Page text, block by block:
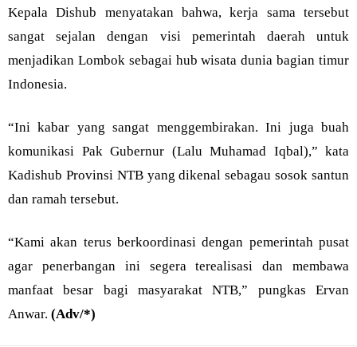
Kepala Dishub menyatakan bahwa, kerja sama tersebut
sangat sejalan dengan visi pemerintah daerah untuk
menjadikan Lombok sebagai hub wisata dunia bagian timur
Indonesia.
“Ini kabar yang sangat menggembirakan. Ini juga buah
komunikasi Pak Gubernur (Lalu Muhamad Iqbal),” kata
Kadishub Provinsi NTB yang dikenal sebagau sosok santun
dan ramah tersebut.
“Kami akan terus berkoordinasi dengan pemerintah pusat
agar penerbangan ini segera terealisasi dan membawa
manfaat besar bagi masyarakat NTB,” pungkas Ervan
Anwar. (Adv/*)